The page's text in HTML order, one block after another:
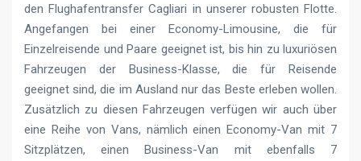
den Flughafentransfer Cagliari in unserer robusten Flotte.
Angefangen bei einer Economy-Limousine, die für
Einzelreisende und Paare geeignet ist, bis hin zu luxuriösen
Fahrzeugen der Business-Klasse, die für Reisende
geeignet sind, die im Ausland nur das Beste erleben wollen.
Zusätzlich zu diesen Fahrzeugen verfügen wir auch über
eine Reihe von Vans, nämlich einen Economy-Van mit 7
Sitzplätzen, einen Business-Van mit ebenfalls 7